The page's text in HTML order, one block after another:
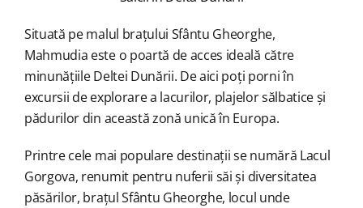
Situată pe malul brațului Sfântu Gheorghe,
Mahmudia este o poartă de acces ideală către
minunățiile Deltei Dunării. De aici poți porni în
excursii de explorare a lacurilor, plajelor sălbatice și
pădurilor din această zonă unică în Europa.
Printre cele mai populare destinații se numără Lacul
Gorgova, renumit pentru nuferii săi și diversitatea
păsărilor, brațul Sfântu Gheorghe, locul unde